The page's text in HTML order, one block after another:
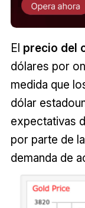
El precio del
dólares por
medida que
dólar
expectativas
por parte de
demanda de